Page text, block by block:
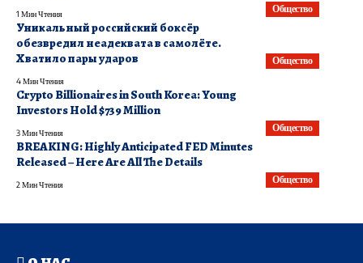
Общество
1 Мин Чтения
Общество
Уникальный российский боксёр
обезвредил неадеквата в самолёте.
Хватило пары ударов
4 Мин Чтения
Общество
Crypto Billionaires in South Korea: Young
Investors Hold $739 Million
3 Мин Чтения
Общество
BREAKING: Highly Anticipated FED Minutes
Released – Here Are All The Details
2 Мин Чтения